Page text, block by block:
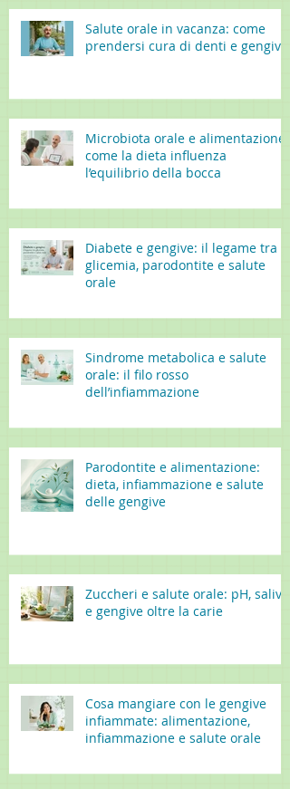
Salute orale in vacanza: come
prendersi cura di denti e gengive
Microbiota orale e alimentazione:
come la dieta influenza
l’equilibrio della bocca
Diabete e gengive: il legame tra
glicemia, parodontite e salute
orale
Sindrome metabolica e salute
orale: il filo rosso
dell’infiammazione
Parodontite e alimentazione:
dieta, infiammazione e salute
delle gengive
Zuccheri e salute orale: pH, saliva
e gengive oltre la carie
Cosa mangiare con le gengive
infiammate: alimentazione,
infiammazione e salute orale